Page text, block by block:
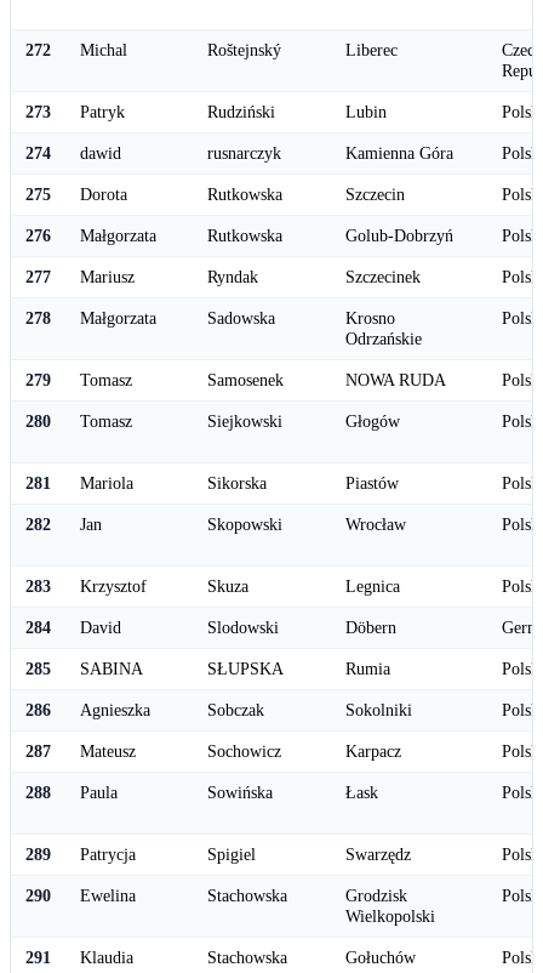
272 Michal Roštejnský Liberec
Czech
273 Patryk Rudziński Lubin
274 dawid rusnarczyk Kamienna Góra
275 Dorota Rutkowska Szczecin
276 Małgorzata Rutkowska Golub-Dobrzyń
277 Mariusz Ryndak Szczecinek
278 Małgorzata Sadowska
Krosno
Odrzańskie
279 Tomasz Samosenek NOWA RUDA
280 Tomasz Siejkowski Głogów
281 Mariola Sikorska Piastów
282 Jan Skopowski Wrocław
283 Krzysztof Skuza Legnica
284 David Slodowski Döbern
285 SABINA SŁUPSKA Rumia
286 Agnieszka Sobczak Sokolniki
287 Mateusz Sochowicz Karpacz
288 Paula Sowińska Łask
289 Patrycja Spigiel Swarzędz
290 Ewelina Stachowska
Grodzisk
Wielkopolski
291 Klaudia Stachowska Gołuchów